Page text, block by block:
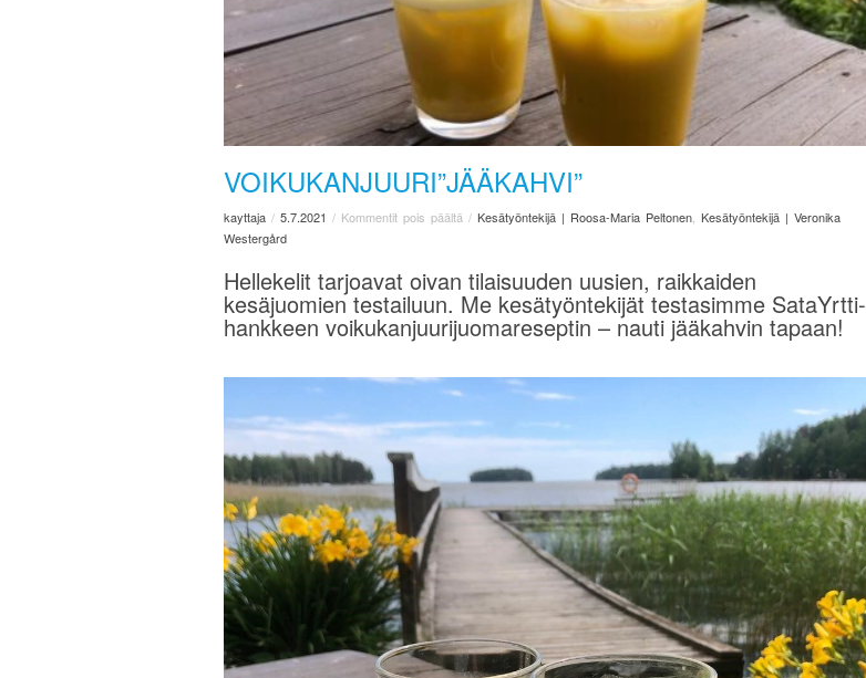
VOIKUKANJUURI”JÄÄKAHVI”
kayttaja / 5.7.2021 / Kommentit pois päältä / Kesätyöntekijä | Roosa-Maria Peltonen Kesätyöntekijä | Veronika
Westergård
Hellekelit tarjoavat oivan tilaisuuden uusien, raikkaiden
kesäjuomien testailuun. Me kesätyöntekijät testasimme SataYrtti-
hankkeen voikukanjuurijuomareseptin – nauti jääkahvin tapaan!